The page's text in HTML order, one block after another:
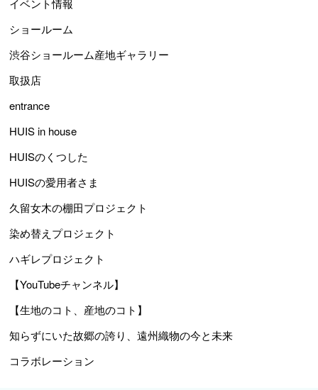
イベント情報
ショールーム
渋谷ショールーム産地ギャラリー
取扱店
entrance
HUIS in house
HUISのくつした
HUISの愛用者さま
久留女木の棚田プロジェクト
染め替えプロジェクト
ハギレプロジェクト
【YouTubeチャンネル】
【生地のコト、産地のコト】
知らずにいた故郷の誇り、遠州織物の今と未来
コラボレーション